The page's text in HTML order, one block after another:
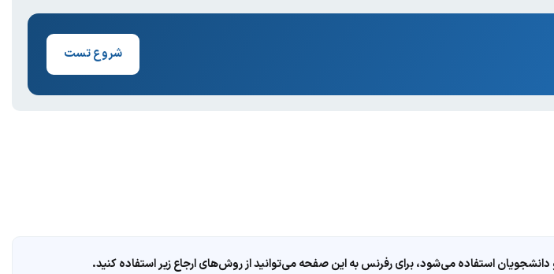
شروع تست
استفاده می‌شود، برای رفرنس به این صفحه می‌توانید از روش‌های ارجاع زیر استفاده کنید.